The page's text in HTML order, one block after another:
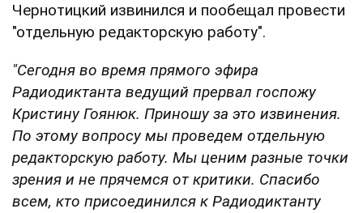
Чернотицкий извинился и пообещал провести
"отдельную редакторскую работу".
"Сегодня во время прямого эфира
Радиодиктанта ведущий прервал госпожу
Кристину Гоянюк. Приношу за это извинения.
По этому вопросу мы проведем отдельную
редакторскую работу. Мы ценим разные точки
зрения и не прячемся от критики. Спасибо
всем, кто присоединился к Радиодиктанту